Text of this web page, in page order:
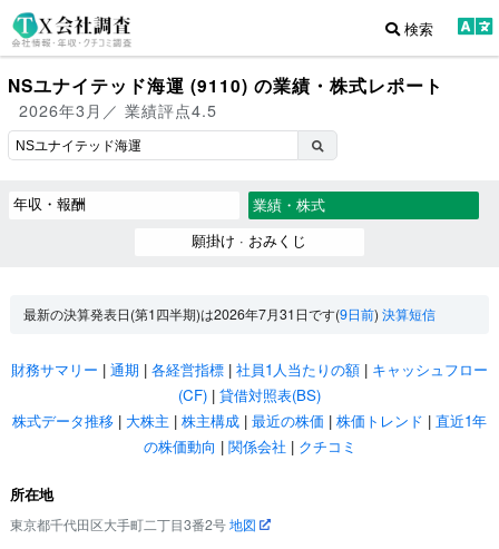
検索
NSユナイテッド海運 (9110) の業績・株式レポート
2026年3月／ 業績評点4.5
年収・報酬
業績・株式
願掛け · おみくじ
最新の決算発表日(第1四半期)は2026年7月31日です(9日前)決算短信
財務サマリー | 通期 | 各経営指標 | 社員1人当たりの額 | キャッシュフロー
(CF) | 貸借対照表(BS)
株式データ推移 | 大株主 | 株主構成 | 最近の株価 | 株価トレンド | 直近1年
の株価動向 | 関係会社 | クチコミ
所在地
東京都千代田区大手町二丁目3番2号地図